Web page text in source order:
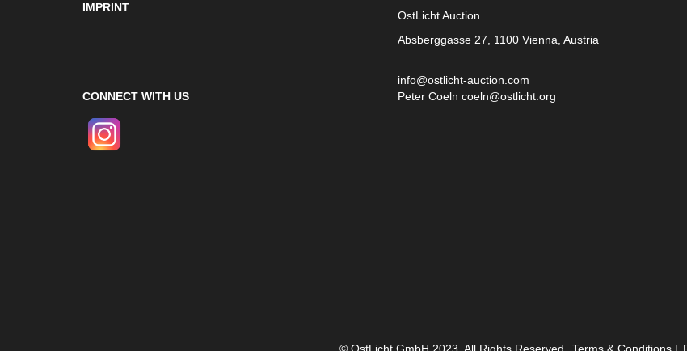
IMPRINT
CONNECT WITH US
OstLicht Auction
Absberggasse 27, 1100 Vienna, Austria
info@ostlicht-auction.com
Peter Coeln coeln@ostlicht.org